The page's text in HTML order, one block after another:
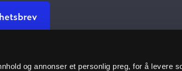
og annonser et personlig preg, for å levere
Kundeservice Nyttige